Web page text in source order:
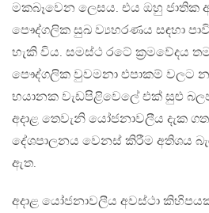
මකබෑවෙන ලෙසය. එය ඔහු ජාතික
පෞද්ගලික සුඛ ව්‍යහරණය සඳහා
හැකි විය. සමස්ථ රටේ ක්‍රමවේදය
පෞද්ගලික වුවමනා එපාකම් වලට
භයානක වැඩපිළිවෙලේ එක් සුළු
අදාළ තෙවැනි යෝජනාවලීය දැක
දේශපාලනය වෙනස් කිරීම අතිශය
ඇත.
අදාළ යෝජනාවලීය අවස්ථා